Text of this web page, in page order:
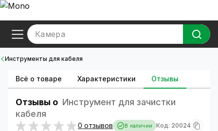
Камера
Инструменты для кабеля
Всё о товаре Характеристики Отзывы
Отзывы о Инструмент для зачистки
кабеля
0 отзывов В наличии Код: 20024